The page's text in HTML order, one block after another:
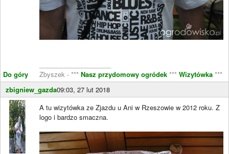
Do góry
Zbyszek - *** Nasz przydomowy ogródek *** Wizytówka ***
zbigniew_gazda09:03, 27 lut 2018
A tu wizytówka ze Zjazdu u Ani w Rzeszowie w 2012 roku. Z
logo i bardzo smaczna.